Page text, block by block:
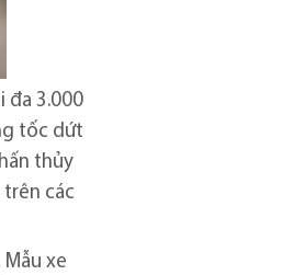
đa 3.000
tốc dứt
thủy
các
xe